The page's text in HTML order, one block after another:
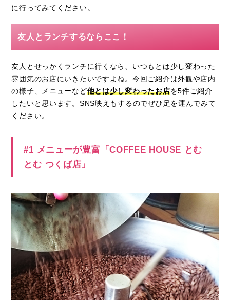
に行ってみてください。
友人とランチするならここ！
友人とせっかくランチに行くなら、いつもとは少し変わった
雰囲気のお店にいきたいですよね。今回ご紹介は外観や店内
の様子、メニューなど他とは少し変わったお店を5件ご紹介
したいと思います。 SNS映えもするのでぜひ足を運んでみて
ください。
#1 メニューが豊富「COFFEE HOUSE とむ
とむ つくば店」